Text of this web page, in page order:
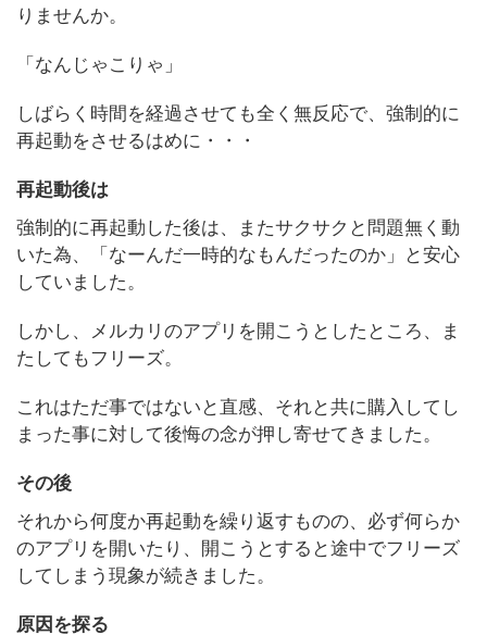
りませんか。
「なんじゃこりゃ」
しばらく時間を経過させても全く無反応で、強制的に
再起動をさせるはめに・・・
再起動後は
強制的に再起動した後は、またサクサクと問題無く動
いた為、「なーんだ一時的なもんだったのか」と安心
していました。
しかし、メルカリのアプリを開こうとしたところ、ま
たしてもフリーズ。
これはただ事ではないと直感、それと共に購入してし
まった事に対して後悔の念が押し寄せてきました。
その後
それから何度か再起動を繰り返すものの、必ず何らか
のアプリを開いたり、開こうとすると途中でフリーズ
してしまう現象が続きました。
原因を探る